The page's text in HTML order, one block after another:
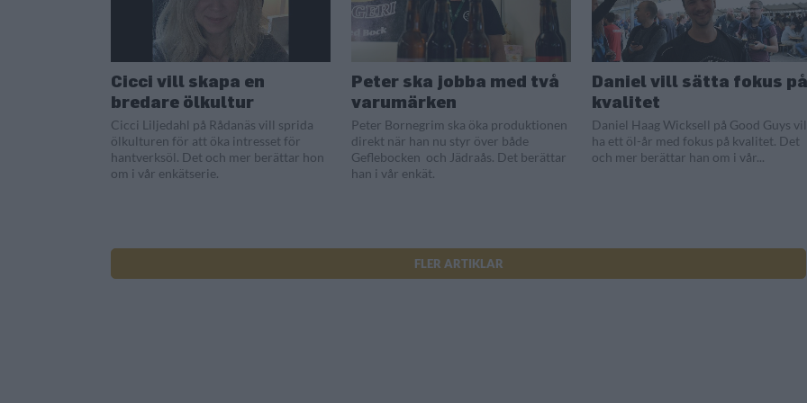
Cicci vill skapa en
bredare ölkultur
Cicci Liljedahl på Rådanäs vill sprida
ölkulturen för att öka intresset för
hantverksöl. Det och mer berättar hon
om i vår enkätserie.
Peter ska jobba med två
varumärken
Peter Bornegrim ska öka produktionen
direkt när han nu styr över både
Geflebocken och Jädraås. Det berättar
han i vår enkät.
Daniel vill sätta fokus på
kvalitet
Daniel Haag Wicksell på Good Guys
ha ett öl-år med fokus på kvalitet. Det
och mer berättar han om i vår...
FLER ARTIKLAR